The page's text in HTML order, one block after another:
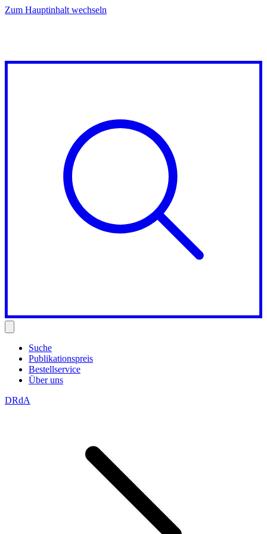
Zum Hauptinhalt wechseln
Suche
Publikationspreis
Bestellservice
Über uns
DRdA